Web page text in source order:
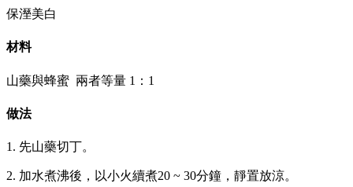
保溼美白
材料
山藥與蜂蜜 兩者等量 1：1
做法
1. 先山藥切丁。
2. 加水煮沸後，以小火續煮20 ~ 30分鐘，靜置放涼。